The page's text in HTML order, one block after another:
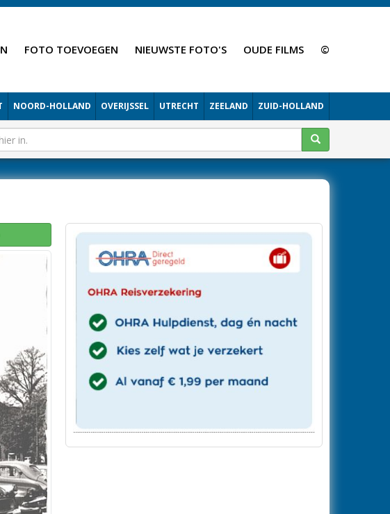
FOTO TOEVOEGEN NIEUWSTE FOTO'S OUDE FILMS ©
NOORD-HOLLAND OVERIJSSEL UTRECHT ZEELAND ZUID-HOLLAND